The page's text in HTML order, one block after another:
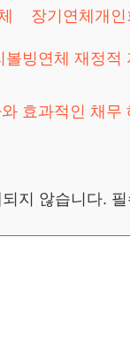
장기연체개인
볼빙연체 재정적
효과적인 채무
지 않습니다.